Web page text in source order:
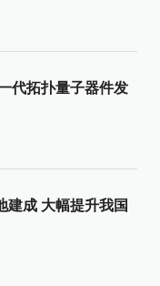
代拓扑量子器件发
建成 大幅提升我国